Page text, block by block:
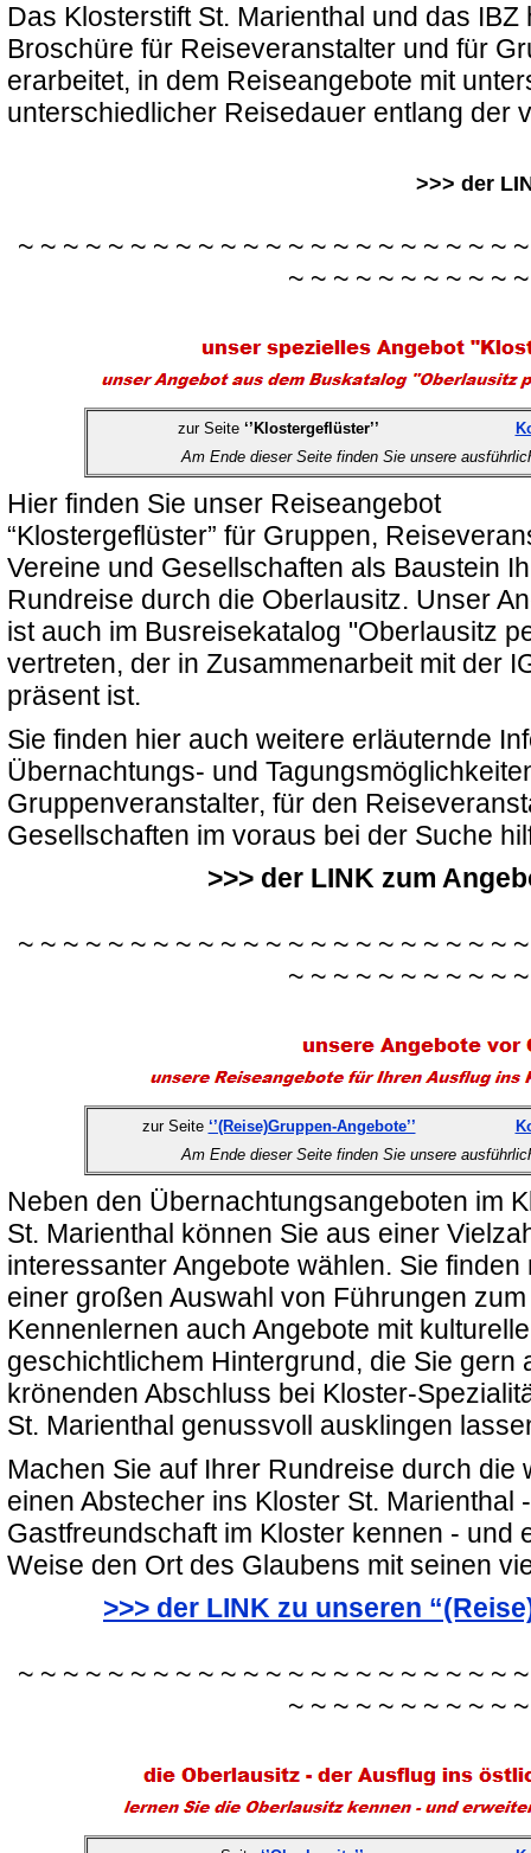
Das Klosterstift St. Marienthal und das
Broschüre für Reiseveranstalter und für
erarbeitet, in dem Reiseangebote mit
unterschiedlicher Reisedauer entlang der
>>> der
~ ~ ~ ~ ~ ~ ~ ~ ~ ~ ~ ~ ~ ~ ~ ~ ~ ~ ~ ~ ~ ~
~ ~ ~ ~ ~ ~ ~ ~ ~ ~
zur Seite ‘’Klostergeflüster’’
Am Ende dieser Seite finden Sie unsere
Hier finden Sie unser Reiseangebot
“Klostergeflüster” für Gruppen,
Vereine und Gesellschaften als Baustein
Rundreise durch die Oberlausitz. Unser
ist auch im Busreisekatalog "Oberlausitz
vertreten, der in Zusammenarbeit mit der
präsent ist.
Sie finden hier auch weitere erläuternde
Übernachtungs- und
Gruppenveranstalter, für den
Gesellschaften im voraus bei der Suche
>>> der LINK zum
~ ~ ~ ~ ~ ~ ~ ~ ~ ~ ~ ~ ~ ~ ~ ~ ~ ~ ~ ~ ~ ~
~ ~ ~ ~ ~ ~ ~ ~ ~ ~
zur Seite ‘’(Reise)Gruppen-Angebote’’
Am Ende dieser Seite finden Sie unsere
Neben den Übernachtungsangeboten im
St. Marienthal können Sie aus einer
interessanter Angebote wählen. Sie finden
einer großen Auswahl von Führungen zum
Kennenlernen auch Angebote mit
geschichtlichem Hintergrund, die Sie gern
krönenden Abschluss bei Kloster-
St. Marienthal genussvoll ausklingen
Machen Sie auf Ihrer Rundreise durch die
einen Abstecher ins Kloster St. Marienthal
Gastfreundschaft im Kloster kennen - und
Weise den Ort des Glaubens mit seinen
>>> der LINK zu unseren
~ ~ ~ ~ ~ ~ ~ ~ ~ ~ ~ ~ ~ ~ ~ ~ ~ ~ ~ ~ ~ ~
~ ~ ~ ~ ~ ~ ~ ~ ~ ~